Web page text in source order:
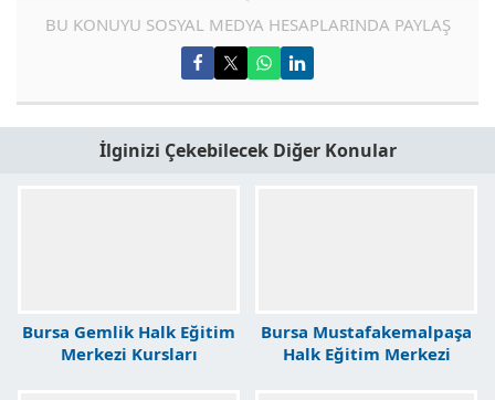
BU KONUYU SOSYAL MEDYA HESAPLARINDA PAYLAŞ
İlginizi Çekebilecek Diğer Konular
Bursa Gemlik Halk Eğitim
Merkezi Kursları
Bursa Mustafakemalpaşa
Halk Eğitim Merkezi